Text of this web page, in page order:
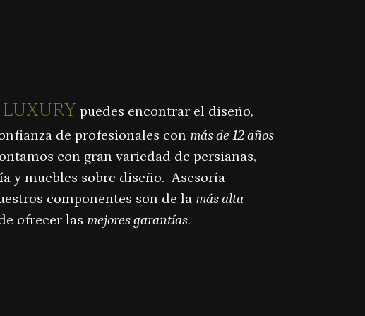
puedes encontrar el diseño,
de profesionales con más de 12 años
con gran variedad de persianas,
y muebles sobre diseño. Asesoría
componentes son de la más alta
ofrecer las mejores garantías.